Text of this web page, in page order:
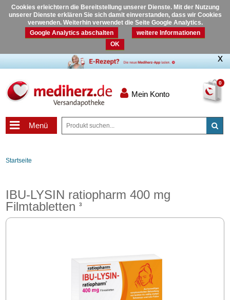
Cookies erleichtern die Bereitstellung unserer Dienste. Mit der Nutzung
unserer Dienste erklären Sie sich damit einverstanden, dass wir Cookies
verwenden. Weiterhin verwendet die Seite Google Analytics.
Google Analytics abschalten
weitere Informationen
OK
0
Mein Konto
Menü
Startseite
IBU-LYSIN ratiopharm 400 mg
Filmtabletten3